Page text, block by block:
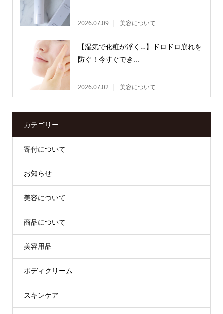
2026.07.09 美容について
【湿気で化粧が浮く…】ドロドロ崩れを
防ぐ！今すぐでき...
2026.07.02 美容について
カテゴリー
寄付について
お知らせ
美容について
商品について
美容用品
ボディクリーム
スキンケア